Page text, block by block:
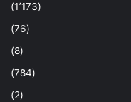
(1٬173)
(76)
(8)
(784)
(2)